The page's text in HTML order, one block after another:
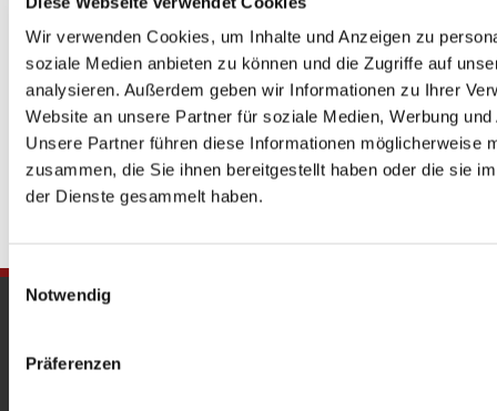
Wir verwenden Cookies, um Inhalte und Anzeigen zu
soziale Medien anbieten zu können und die Zugriffe auf
analysieren. Außerdem geben wir Informationen zu Ihrer
Website an unsere Partner für soziale Medien, Werbung
Unsere Partner führen diese Informationen möglicherweise
zusammen, die Sie ihnen bereitgestellt haben oder die sie
der Dienste gesammelt haben.
Einwilligungsauswahl
Notwendig
Präferenzen
Maria Regina Martyrum